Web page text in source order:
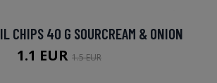
CHIPS 40 G SOURCREAM & ONION
1.1 EUR 1.5 EUR